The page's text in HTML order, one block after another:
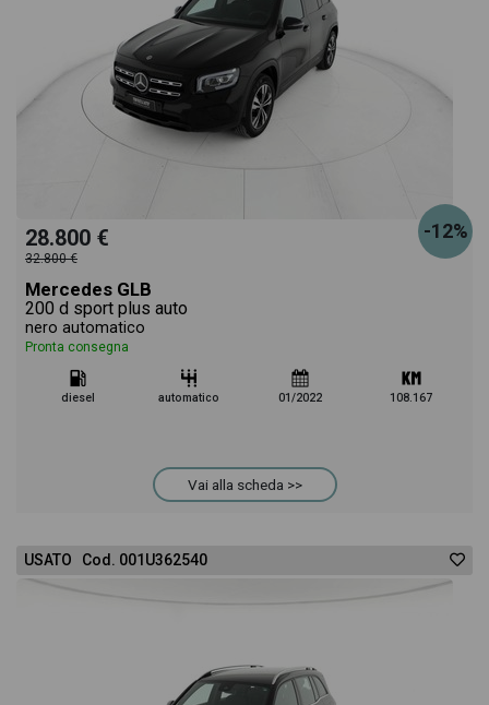
-12%
28.800 €
32.800 €
Mercedes GLB
200 d sport plus auto
nero automatico
Pronta consegna
diesel automatico 01/2022 108.167
Vai alla scheda >>
USATO Cod. 001U362540